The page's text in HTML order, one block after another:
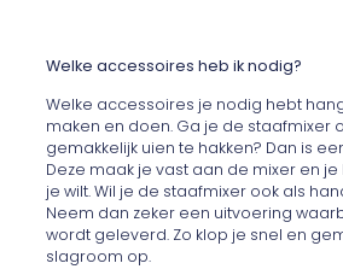
Welke accessoires heb ik nodig?
Welke accessoires je nodig hebt
maken en doen. Ga je de staafmixer
gemakkelijk uien te hakken? Dan is
Deze maak je vast aan de mixer en je
je wilt. Wil je de staafmixer ook als
Neem dan zeker een uitvoering
wordt geleverd. Zo klop je snel en
slagroom op.